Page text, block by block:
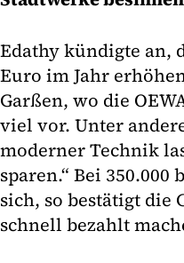
Edathy kündigte an,
Euro im Jahr
Garßen, wo die
viel vor. Unter
moderner Technik
sparen.“ Bei
sich, so bestätigt die
schnell bezahlt